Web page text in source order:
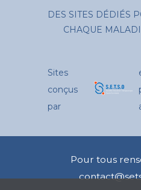
DES SITES DÉDIÉS
CHAQUE
Sites
conçus
par
Pour tous